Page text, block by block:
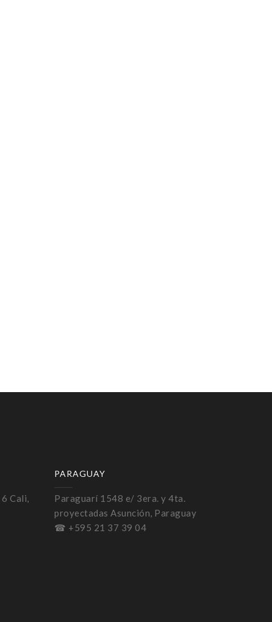
Cali,
PARAGUAY
Paraguarí 1548 e/ 3era. y 4ta.
proyectadas Asunción, Paraguay
☎ +595 21 37 39 04